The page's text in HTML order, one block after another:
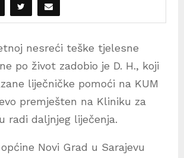
nesreći teške tjelesne
po život zadobio je D. H., koji
liječničke pomoći na KUM
premješten na Kliniku za
radi daljnjeg liječenja.
Novi Grad u Sarajevu